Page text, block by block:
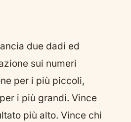
due dadi ed
sui numeri
per i più piccoli,
i più grandi. Vince
più alto. Vince chi